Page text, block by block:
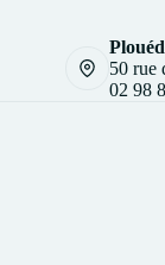
50 rue
02 98